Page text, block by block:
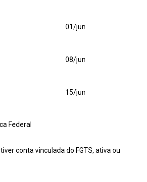
01/jun
08/jun
15/jun
Federal
conta vinculada do FGTS, ativa ou